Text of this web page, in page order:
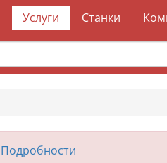
Услуги Станки
Подробности